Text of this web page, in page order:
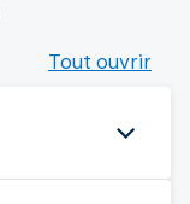
Tout ouvrir